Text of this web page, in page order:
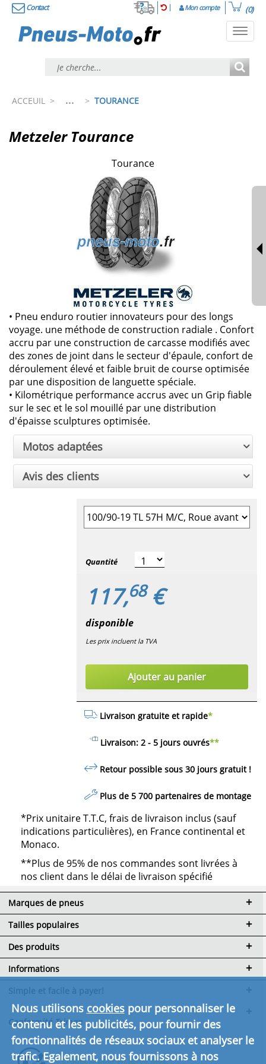
Contact Mon compte (0)
ACCEUIL > ... > TOURANCE
Metzeler Tourance
Tourance
• Pneu enduro routier innovateurs pour des longs
voyage. une méthode de construction radiale . Confort
accru par une construction de carcasse modifiés avec
des zones de joint dans le secteur d'épaule, confort de
déroulement élevé et faible bruit de course optimisée
par une disposition de languette spéciale.
• Kilométrique performance accrus avec un Grip fiable
sur le sec et le sol mouillé par une distribution
d'épaisse sculptures optimisée.
Motos adaptées
Avis des clients
Sélectionner la taille du pneu
Quantité
117,68€
disponible
Les prix incluent la TVA
Ajouter au panier
Livraison gratuite et rapide*
Livraison: 2 - 5 jours ouvrés**
Retour possible sous 30 jours gratuit!
Plus de 5 700 partenaires de montage
*Prix unitaire T.T.C, frais de livraison inclus (sauf
indications particulières), en France continental et
Monaco.
**Plus de 95% de nos commandes sont livrées à
nos client dans le délai de livraison spécifié
Marques de pneus
Tailles populaires
Des produits
Informations
Les conditions de paiement
et de livraison
Conformité Triman
Cliquez ici pour en savoir plus.
Nous utilisons cookiespour personnaliser le
contenu et les publicités, pour fournir des
fonctionnalités de réseaux sociaux et analyser le
trafic. Egalement, nous fournissons à nos